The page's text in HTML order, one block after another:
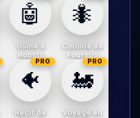
🤖
Usine à
Robots
🐜
Colonie de
Fourmis
🐠
PRO
Récif de
🚂
PRO
Voyage en